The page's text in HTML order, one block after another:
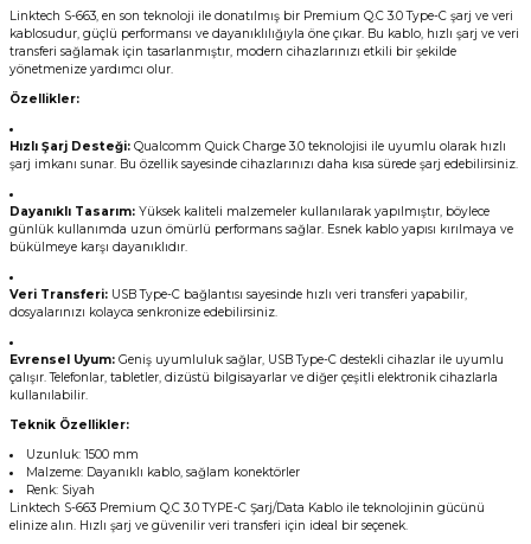
Linktech S-663, en son teknoloji ile donatılmış bir Premium Q.C 3.0 Type-C şarj ve veri
kablosudur, güçlü performansı ve dayanıklılığıyla öne çıkar. Bu kablo, hızlı şarj ve veri
transferi sağlamak için tasarlanmıştır, modern cihazlarınızı etkili bir şekilde
yönetmenize yardımcı olur.
Özellikler:
Hızlı Şarj Desteği: Qualcomm Quick Charge 3.0 teknolojisi ile uyumlu olarak hızlı
şarj imkanı sunar. Bu özellik sayesinde cihazlarınızı daha kısa sürede şarj edebilirsiniz.
Dayanıklı Tasarım: Yüksek kaliteli malzemeler kullanılarak yapılmıştır, böylece
günlük kullanımda uzun ömürlü performans sağlar. Esnek kablo yapısı kırılmaya ve
bükülmeye karşı dayanıklıdır.
Veri Transferi: USB Type-C bağlantısı sayesinde hızlı veri transferi yapabilir,
dosyalarınızı kolayca senkronize edebilirsiniz.
Evrensel Uyum: Geniş uyumluluk sağlar, USB Type-C destekli cihazlar ile uyumlu
çalışır. Telefonlar, tabletler, dizüstü bilgisayarlar ve diğer çeşitli elektronik cihazlarla
kullanılabilir.
Teknik Özellikler:
Uzunluk: 1500 mm
Malzeme: Dayanıklı kablo, sağlam konektörler
Renk: Siyah
Linktech S-663 Premium Q.C 3.0 TYPE-C Şarj/Data Kablo ile teknolojinin gücünü
elinize alın. Hızlı şarj ve güvenilir veri transferi için ideal bir seçenek.